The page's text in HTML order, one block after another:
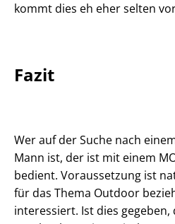
kommt dies eh eher selten
Fazit
Wer auf der Suche nach
Mann ist, der ist mit einem
bedient. Voraussetzung ist
für das Thema Outdoor
interessiert. Ist dies